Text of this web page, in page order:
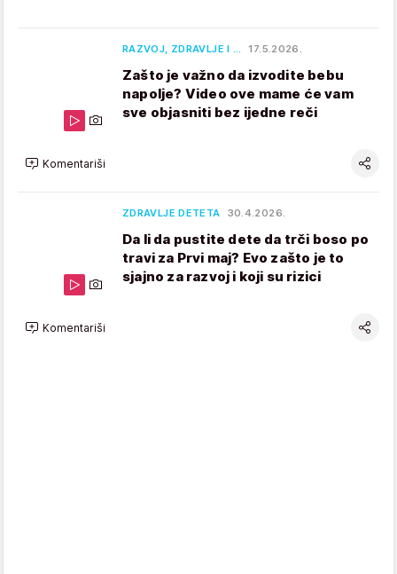
RAZVOJ, ZDRAVLJE I … 17.5.2026.
Zašto je važno da izvodite bebu
napolje? Video ove mame će vam
sve objasniti bez ijedne reči
Komentariši
ZDRAVLJE DETETA 30.4.2026.
Da li da pustite dete da trči boso po
travi za Prvi maj? Evo zašto je to
sjajno za razvoj i koji su rizici
Komentariši